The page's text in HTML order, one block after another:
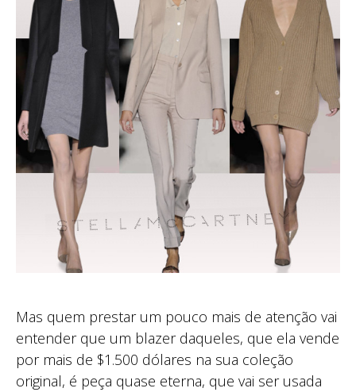
Mas quem prestar um pouco mais de atenção vai
entender que um blazer daqueles, que ela vende
por mais de $1.500 dólares na sua coleção
original, é peça quase eterna, que vai ser usada